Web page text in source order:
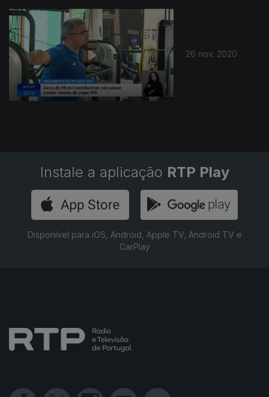
26 nov. 2020
Instale a aplicação RTP Play
Disponível para iOS, Android, Apple TV, Android TV e
CarPlay